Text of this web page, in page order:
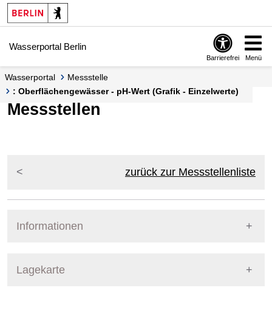
Springe zur Navigation
Springe zum Inhalt
Wasserportal Berlin
Barrierefrei Menü
Wasserportal
Messstelle
: Oberflächengewässer - pH-Wert (Grafik - Einzelwerte)
Messstellen
zurück zur Messstellenliste
Informationen
Lagekarte